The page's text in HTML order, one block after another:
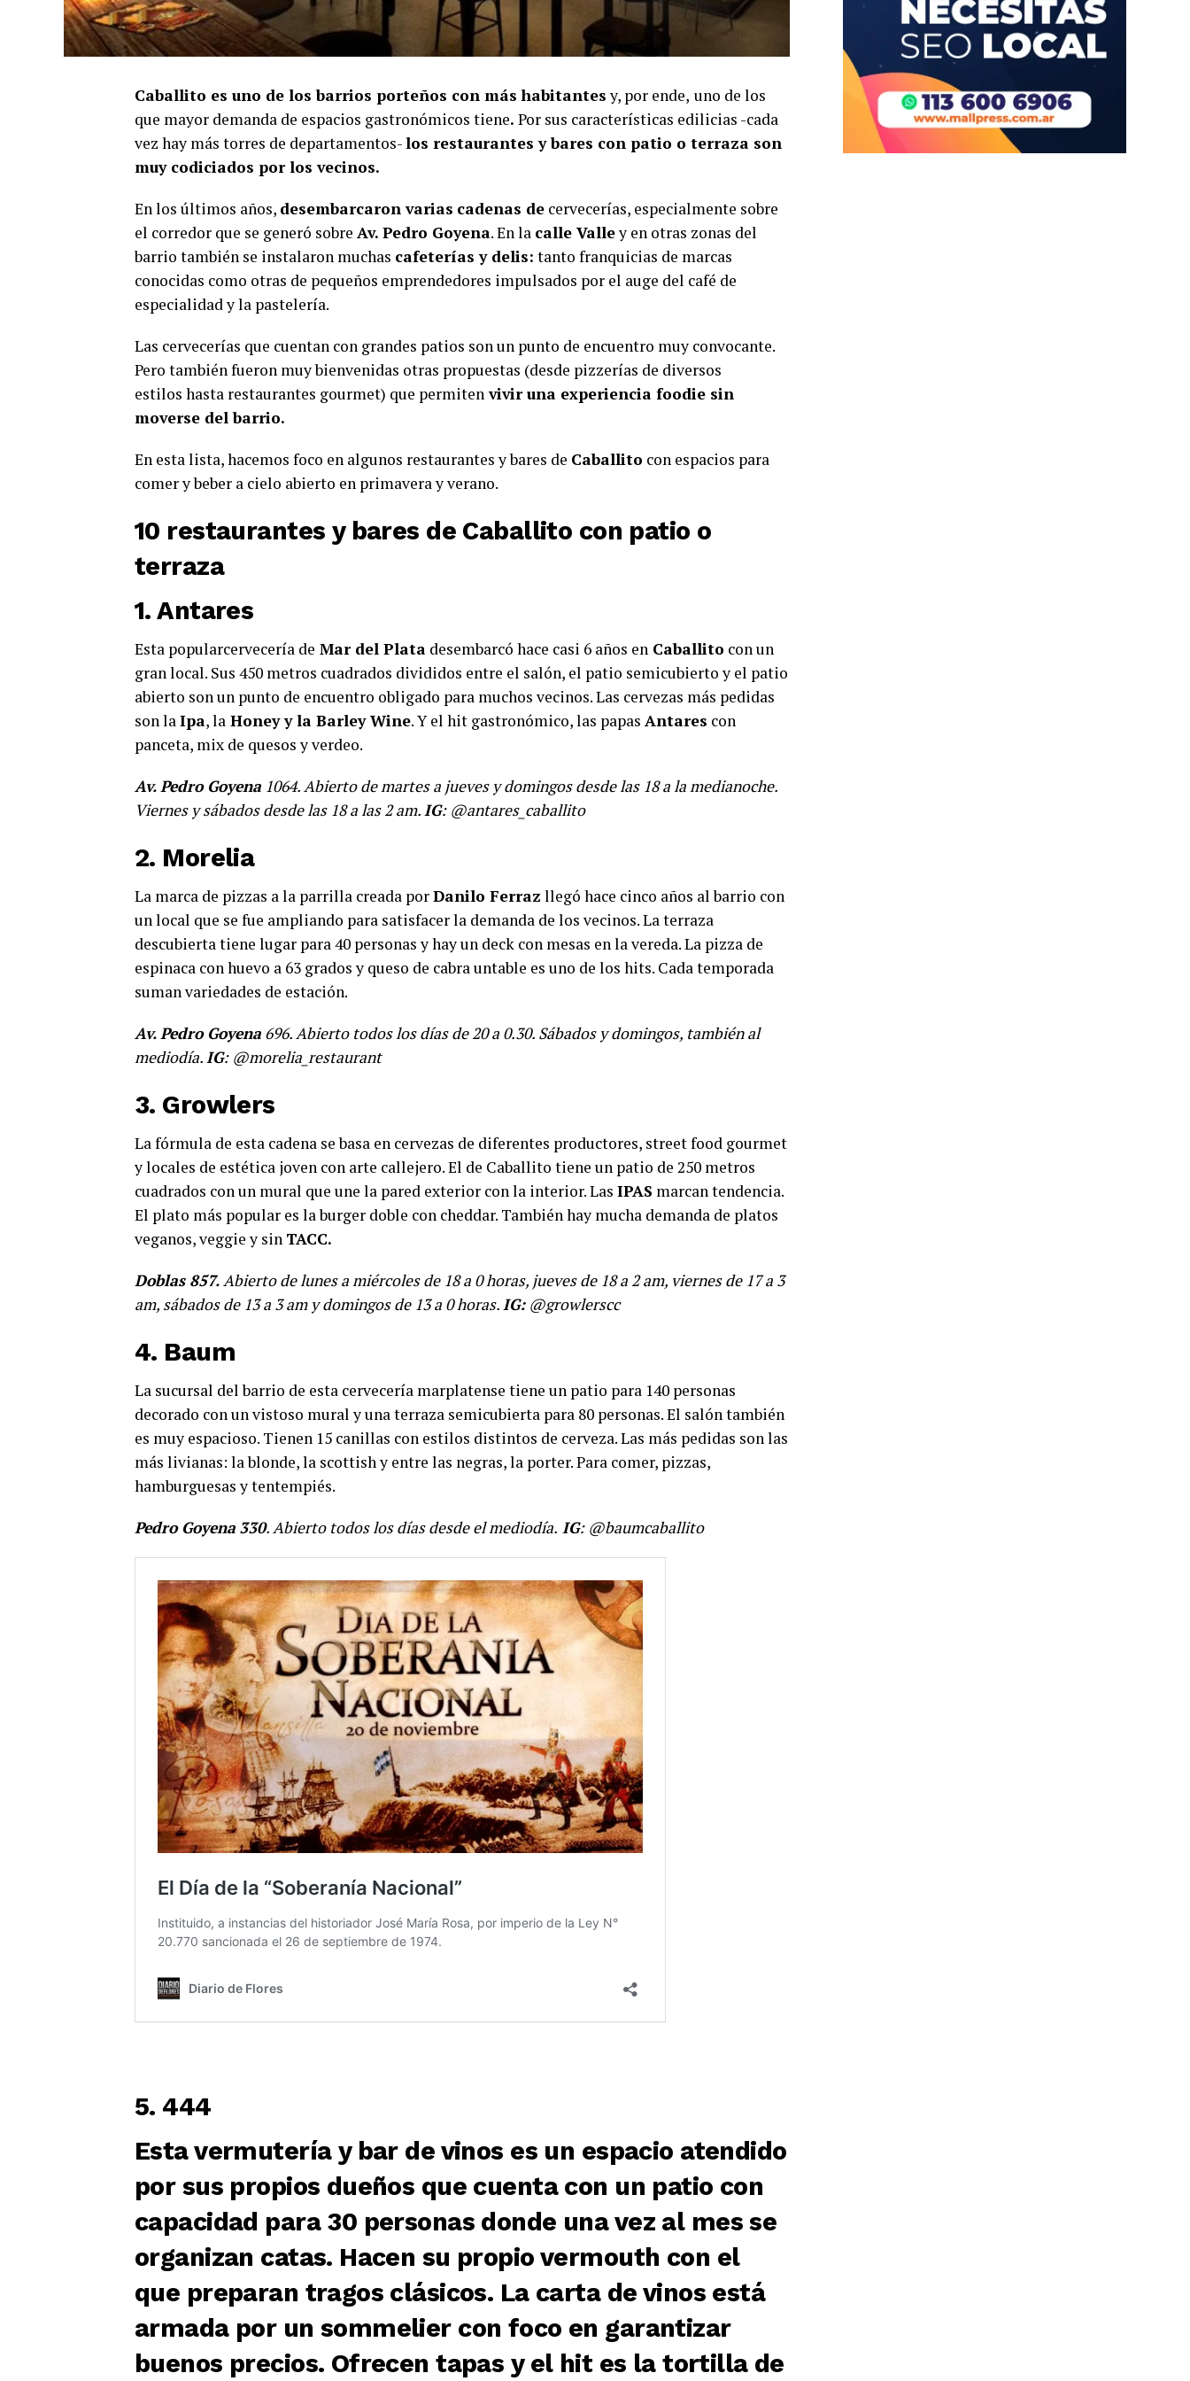
Caballito es uno de los barrios porteños con más habitantesy, por ende, uno de los
que mayor demanda de espacios gastronómicos tiene. Por sus características edilicias -cada
vez hay más torres de departamentos-los restaurantes y bares con patio o terraza son
muy codiciados por los vecinos.
En los últimos años, desembarcaron varias cadenas de cervecerías, especialmente sobre
el corredor que se generó sobre Av. Pedro Goyena. En la calle Valley en otras zonas del
barrio también se instalaron muchas cafeterías y delis: tanto franquicias de marcas
conocidas como otras de pequeños emprendedores impulsados por el auge del café de
especialidad y la pastelería.
Las cervecerías que cuentan con grandes patios son un punto de encuentro muy convocante.
Pero también fueron muy bienvenidas otras propuestas (desde pizzerías de diversos
estilos hasta restaurantes gourmet) que permitenvivir una experiencia foodie sin
moverse del barrio.
En esta lista, hacemos foco en algunos restaurantes y bares de Caballito con espacios para
comer y beber a cielo abierto en primavera y verano.
10 restaurantes y bares de Caballito con patio o
terraza
1. Antares
Esta popularcervecería de Mar del Plata desembarcó hace casi 6 años en Caballito con un
gran local. Sus 450 metros cuadrados divididos entre el salón, el patio semicubierto y el patio
abierto son un punto de encuentro obligado para muchos vecinos. Las cervezas más pedidas
son laIpa, la Honey y la Barley Wine. Y el hit gastronómico, las papas Antares con
panceta, mix de quesos y verdeo.
Av. Pedro Goyena 1064. Abierto de martes a jueves y domingos desde las 18 a la medianoche.
Viernes y sábados desde las 18 a las 2 am.IG: @antares_caballito
2. Morelia
La marca de pizzas a la parrilla creada porDanilo Ferraz llegó hace cinco años al barrio con
un local que se fue ampliando para satisfacer la demanda de los vecinos. La terraza
descubierta tiene lugar para 40 personas y hay un deck con mesas en la vereda. La pizza de
espinaca con huevo a 63 grados y queso de cabra untable es uno de los hits. Cada temporada
suman variedades de estación.
Av. Pedro Goyena 696. Abierto todos los días de 20 a 0.30. Sábados y domingos, también al
mediodía.IG: @morelia_restaurant
3. Growlers
La fórmula de esta cadena se basa en cervezas de diferentes productores, street food gourmet
y locales de estética joven con arte callejero. El de Caballito tiene un patio de 250 metros
cuadrados con un mural que une la pared exterior con la interior. Las IPAS marcan tendencia.
El plato más popular es la burger doble con cheddar. También hay mucha demanda de platos
veganos, veggie y sin TACC.
Doblas 857.Abierto de lunes a miércoles de 18 a 0 horas, jueves de 18 a 2 am, viernes de 17 a 3
am, sábados de 13 a 3 am y domingos de 13 a 0 horas.IG:@growlerscc
4. Baum
La sucursal del barrio de esta cervecería marplatense tiene un patio para 140 personas
decorado con un vistoso mural y una terraza semicubierta para 80 personas. El salón también
es muy espacioso. Tienen 15 canillas con estilos distintos de cerveza. Las más pedidas son las
más livianas: la blonde, la scottish y entre las negras, la porter. Para comer, pizzas,
hamburguesas y tentempiés.
Pedro Goyena 330. Abierto todos los días desde el mediodía. IG: @baumcaballito
5. 444
Esta vermutería y bar de vinos es un espacio atendido
por sus propios dueños que cuenta con un patio con
capacidad para 30 personas donde una vez al mes se
organizan catas. Hacen su propio vermouth con el
que preparan tragos clásicos. La carta de vinos está
armada por un sommelier con foco en garantizar
buenos precios. Ofrecen tapas y el hit es la tortilla de